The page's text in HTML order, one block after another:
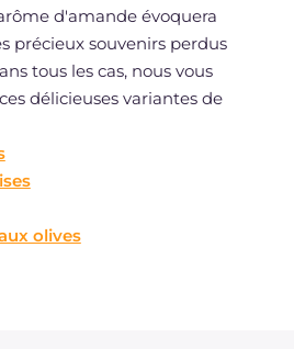
d'amande évoquera
précieux souvenirs perdus
tous les cas, nous vous
délicieuses variantes de
olives